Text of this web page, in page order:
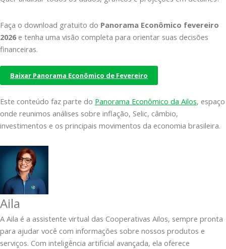
Faça o download gratuito do Panorama Econômico fevereiro
2026e tenha uma visão completa para orientar suas decisões
financeiras.
Baixar Panorama Econômico de Fevereiro
Este conteúdo faz parte do Panorama Econômico da Ailos, espaço
onde reunimos análises sobre inflação, Selic, câmbio,
investimentos e os principais movimentos da economia brasileira.
Aila
A Aila é a assistente virtual das Cooperativas Ailos, sempre pronta
para ajudar você com informações sobre nossos produtos e
serviços. Com inteligência artificial avançada, ela oferece